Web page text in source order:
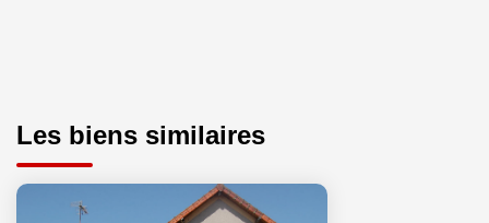
Les biens similaires